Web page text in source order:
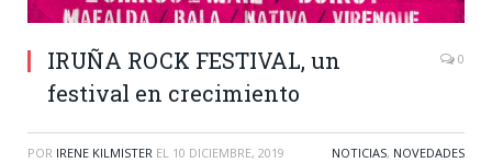
IRUÑA ROCK FESTIVAL, un
festival en crecimiento
0
POR IRENE KILMISTER EL 10 DICIEMBRE, 2019 NOTICIAS, NOVEDADES